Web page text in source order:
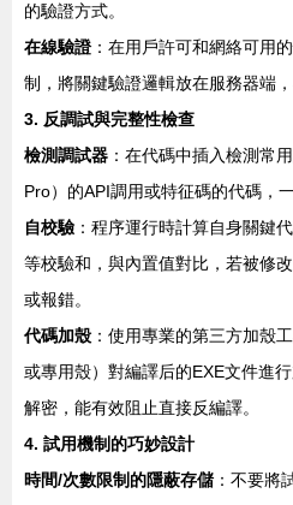
的驗證方式。
在線驗證：在用戶許可和網絡可用
制，將關鍵驗證邏輯放在服務器端
3. 反調試與完整性檢查
檢測調試器 ：在代碼中插入檢測常
Pro）的API調用或特征碼的代碼，
自校驗 ：程序運行時計算自身關鍵
等校驗和，與內置值對比，若被修
或報錯。
代碼加殼：使用專業的第三方加殼
或專用殼）對編譯后的EXE文件進
解密，能有效阻止直接反編譯。
4. 試用機制的巧妙設計
時間/次數限制的隱蔽存儲：不要將